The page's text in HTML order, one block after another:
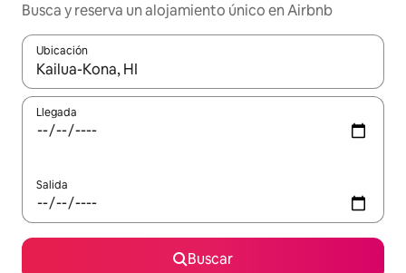
Busca y reserva un alojamiento único en Airbnb
Ubicación
Cuando los resultados estén disponibles, podrás navegar
Llegada
Salida
Buscar